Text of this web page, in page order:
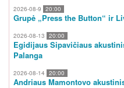
2026-08-9 20:00
Grupė „Press the Button“ ir
2026-08-13 20:00
Egidijaus Sipavičiaus
Palanga
2026-08-14 20:00
Andriaus Mamontovo